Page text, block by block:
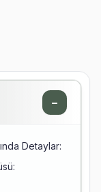
−
Detaylar: